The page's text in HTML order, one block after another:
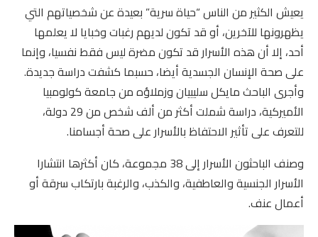
يعيش الكثير من الناس “حياة سرية” بعيدة عن شخصياتهم التي
يظهرونها للآخرين، أو قد تكون لديهم رغبات وخبايا لا يعلمها
أحد، إلا أن هذه الأسرار قد تكون مضرة ليس فقط نفسيا، وإنما
على صحة الإنسان الجسدية أيضا، حسبما كشفت دراسة جديدة.
وأجرى الباحث مايكل سليبيان وزملاؤه من جامعة كولومبيا
الأميركية، دراسة شملت أكثر من ألف شخص من 29 دولة،
للتعرف على تأثير الاحتفاظ بالأسرار على صحة أجسامنا.
وصنف الباحثون الأسرار إلى 38 مجموعة، كان أكثرها انتشارا
الأسرار الجنسية والعاطفية، والكذب، والرغبة بارتكاب سرقة أو
أعمال عنف.